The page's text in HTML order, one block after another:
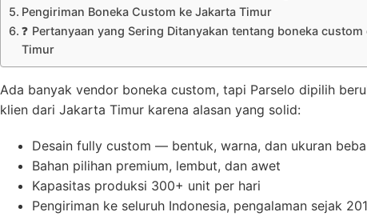
Pengiriman Boneka Custom ke Jakarta Timur
❓ Pertanyaan yang Sering Ditanyakan tentang boneka
Timur
Ada banyak vendor boneka custom, tapi Parselo dipilih
klien dari Jakarta Timur karena alasan yang solid:
Desain fully custom — bentuk, warna, dan ukuran
Bahan pilihan premium, lembut, dan awet
Kapasitas produksi 300+ unit per hari
Pengiriman ke seluruh Indonesia, pengalaman sejak